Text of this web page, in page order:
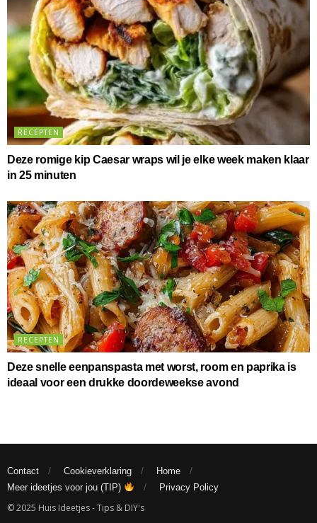
RECEPTEN
Deze romige kip Caesar wraps wil je elke week maken klaar
in 25 minuten
RECEPTEN
Deze snelle eenpanspasta met worst, room en paprika is
ideaal voor een drukke doordeweekse avond
Contact Cookieverklaring
Home
Meer ideetjes voor jou (TIP)
Privacy Policy
© 2025 Huis Ideetjes - Tips & DIY's